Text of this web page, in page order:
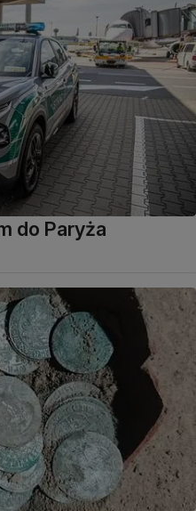
do Paryża